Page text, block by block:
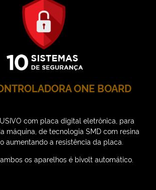
ONE BOARD
com placa digital eletrônica, para
máquina, de tecnologia SMD com resina
aumentando a resistência da placa.
os aparelhos é bivolt automático.